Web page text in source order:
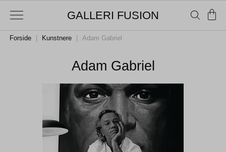
GALLERI FUSION
Forside Kunstnere Adam Gabriel
Adam Gabriel